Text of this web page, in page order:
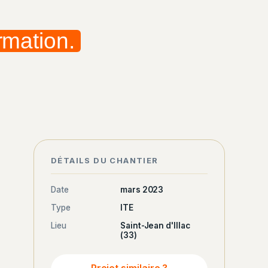
DÉTAILS DU CHANTIER
Date
mars 2023
Type
ITE
Lieu
Saint-Jean d'Illac
(33)